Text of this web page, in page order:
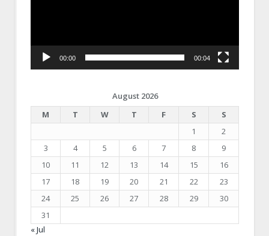
00:00 00:04
August 2026
M
T W T F S
S
1
2
3
4 5 6 7 8
9
10
11 12 13 14 15
16
17
18 19 20 21 22
23
24
25 26 27 28 29
30
31
« Jul